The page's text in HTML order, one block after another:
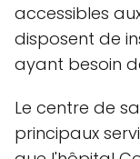
accessibles
disposent de
ayant besoin
Le centre de
principaux